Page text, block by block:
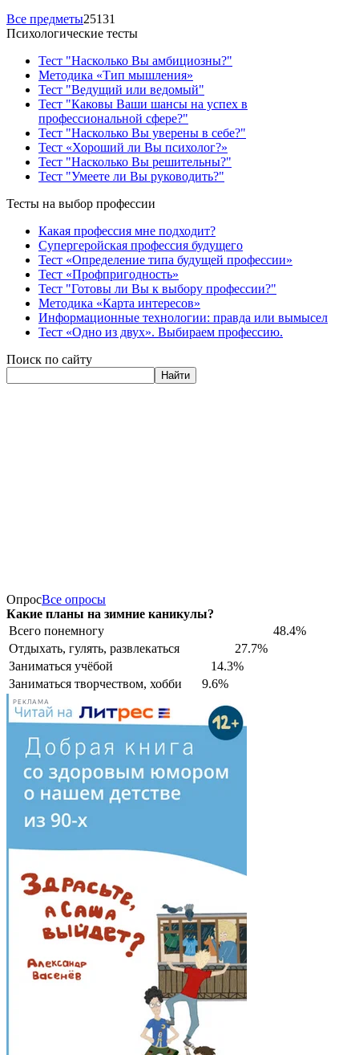
Все предметы25131
Психологические тесты
Тест "Насколько Вы амбициозны?"
Методика «Тип мышления»
Тест "Ведущий или ведомый"
Тест "Каковы Ваши шансы на успех в
профессиональной сфере?"
Тест "Насколько Вы уверены в себе?"
Тест «Хороший ли Вы психолог?»
Тест "Насколько Вы решительны?"
Тест "Умеете ли Вы руководить?"
Тесты на выбор профессии
Какая профессия мне подходит?
Супергеройская профессия будущего
Тест «Определение типа будущей профессии»
Тест «Профпригодность»
Тест "Готовы ли Вы к выбору профессии?"
Методика «Карта интересов»
Информационные технологии: правда или вымысел
Тест «Одно из двух». Выбираем профессию.
Поиск по сайту
Найти
ОпросВсе опросы
Какие планы на зимние каникулы?
Всего понемногу
48.4%
Отдыхать, гулять, развлекаться
27.7%
Заниматься учёбой
14.3%
Заниматься творчеством, хобби
9.6%
РЕКЛАМА